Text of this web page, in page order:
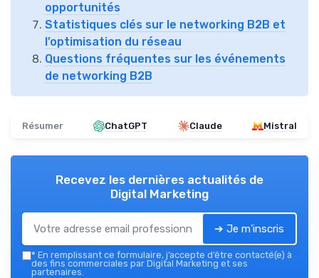
opportunités
Statistiques clés sur le networking B2B et
l’optimisation du réseau
Questions fréquentes sur les événements
de networking B2B
Résumer ChatGPT Claude Mistral
Recevez les dernières actualités de
Digital Marketing
➔ Je m'inscris
* En remplissant ce formulaire, j’accepte d’être contacté(e) à
des fins commerciales par Digital Marketing et ses
partenaires.